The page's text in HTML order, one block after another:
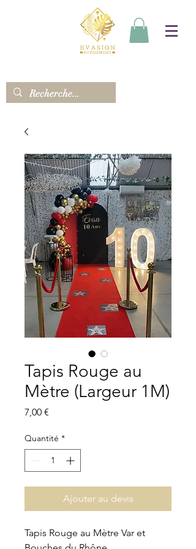
Tapis Rouge au
Mètre (Largeur 1M)
7,00 €
Quantité *
Ajouter au devis
Tapis Rouge au Mètre Var et